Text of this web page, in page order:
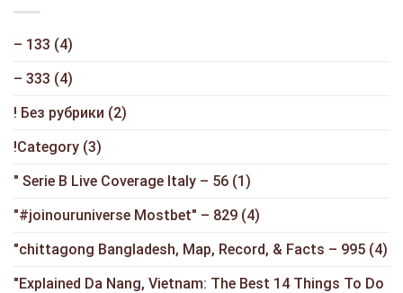
– 133 (4)
– 333 (4)
! Без рубрики (2)
!Category (3)
"️ Serie B Live Coverage Italy – 56 (1)
"#joinouruniverse Mostbet" – 829 (4)
"chittagong Bangladesh, Map, Record, & Facts – 995 (4)
"Explained Da Nang, Vietnam: The Best 14 Things To Do